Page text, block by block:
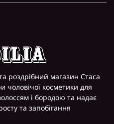
роздрібний магазин Стаса
чоловічої косметики для
і бородою та надає
та запобігання